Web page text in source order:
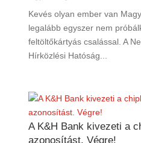
Kevés olyan ember van
legalább egyszer nem
feltöltőkártyás csalással. A
Hírközlési Hatóság...
A K&H Bank kivezeti a
azonosítást. Végre!